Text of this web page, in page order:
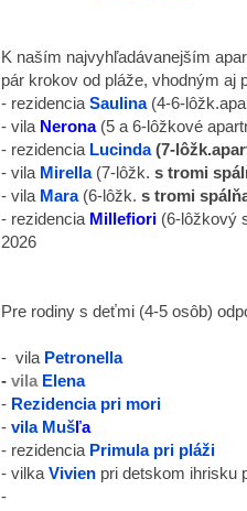
K naším najvyhľadávanejším
pár krokov od pláže, vhodným aj
- rezidencia Saulina(4-6-
- vila Nerona(5 a 6-lôžkové
- rezidencia Lucinda(7-
- vila Mirella(7-lôžk. s tromi
- vila Mara(6-lôžk. s tromi
- rezidencia Millefiori (6-lôžkový
2026
Pre rodiny s deťmi (4-5 osôb)
- vila Petronella
- vila Elena
- Rezidencia pri mori
- vila Muš ľa
- rezidencia Primula pri pláži
- vilka Vivien pri detskom ihrisku
-